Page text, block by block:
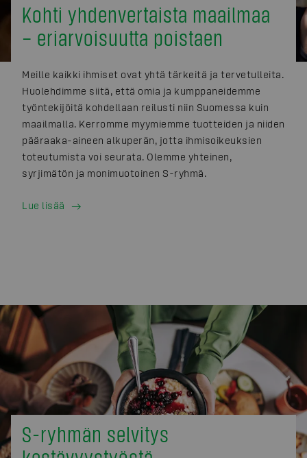
Kohti yhdenvertaista maailmaa
– eriarvoisuutta poistaen
Meille kaikki ihmiset ovat yhtä tärkeitä ja tervetulleita.
Huolehdimme siitä, että omia ja kumppaneidemme
työntekijöitä kohdellaan reilusti niin Suomessa kuin
maailmalla. Kerromme myymiemme tuotteiden ja niiden
pääraaka-aineen alkuperän, jotta ihmisoikeuksien
toteutumista voi seurata. Olemme yhteinen,
syrjimätön ja monimuotoinen S-ryhmä.
Lue lisää
S-ryhmän selvitys